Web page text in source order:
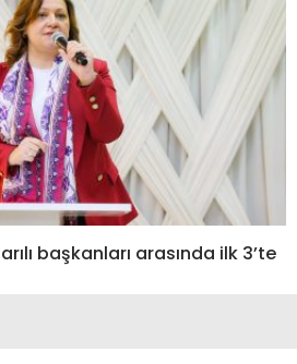
başkanları arasında ilk 3’te